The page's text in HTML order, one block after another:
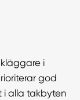
i
god
i alla takbyten